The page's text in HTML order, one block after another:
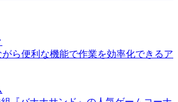
ら便利な機能で作業を効率化できるア